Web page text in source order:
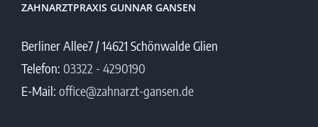
ZAHNARZTPRAXIS GUNNAR GANSEN
Berliner Allee7 / 14621 Schönwalde Glien
Telefon: 03322 - 4290190
E-Mail: office@zahnarzt-gansen.de